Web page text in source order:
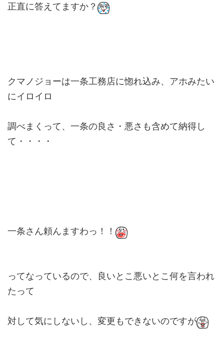
正直に答えてますか？
クマノジョーは一条工務店に惚れ込み、アホみたい
にイロイロ
調べまくって、一条の良さ・悪さも含めて納得し
て・・・・
一条さん頼んますわっ！！
ってなっているので、良いとこ悪いとこ何を言われ
たって
対して気にしないし、変更もできないのですが